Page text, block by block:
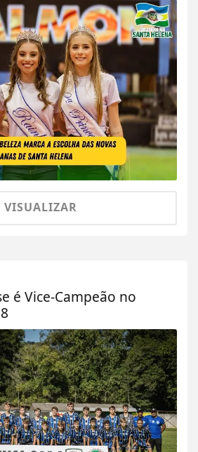
VISUALIZAR
é Vice-Campeão no